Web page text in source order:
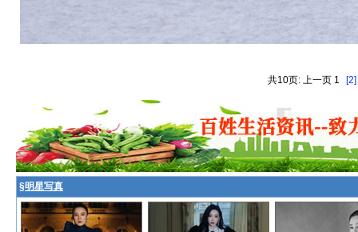
共10页: 上一页 1 [2]
§明星写真